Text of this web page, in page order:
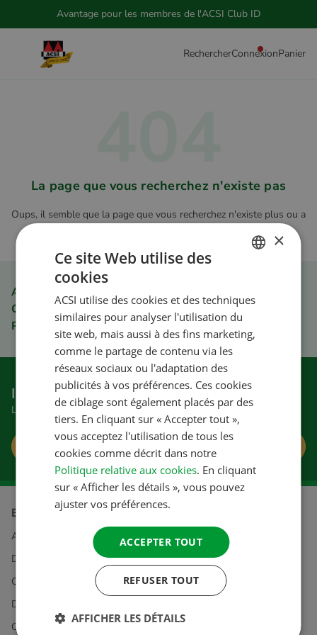
Avantage pour les membres de l'ACSI Club ID
RechercherConnexionPanier
La page que vous recherchez n'existe pas
Oups, il semble que la page que vous recherchez n'existe plus ou a
Avantage pour les membres de l'ACSI Club ID
Commande simple et rapide
Paiement sécurisé
Inscrivez-vous à la newsletter
Laissez vous surprendre par nos suggestions et nos offres
S'inscrire
En savoir plus sur
ACSI
Déclaration de confidentialité et cookies
Conditions générales
Devenez partenaire affilié
Commande et paiement
ENGLISH
DANISH
×
Ce site Web utilise des
cookies
ACSI utilise des cookies et des techniques
similaires pour analyser l'utilisation du
site web, mais aussi à des fins marketing,
comme le partage de contenu via les
réseaux sociaux ou l'adaptation des
publicités à vos préférences. Ces cookies
de ciblage sont également placés par des
tiers. En cliquant sur « Accepter tout »,
vous acceptez l'utilisation de tous les
cookies comme décrit dans notre
Politique relative aux cookies. En cliquant
sur « Afficher les détails », vous pouvez
ajuster vos préférences.
ACCEPTER TOUT
REFUSER TOUT
AFFICHER LES DÉTAILS